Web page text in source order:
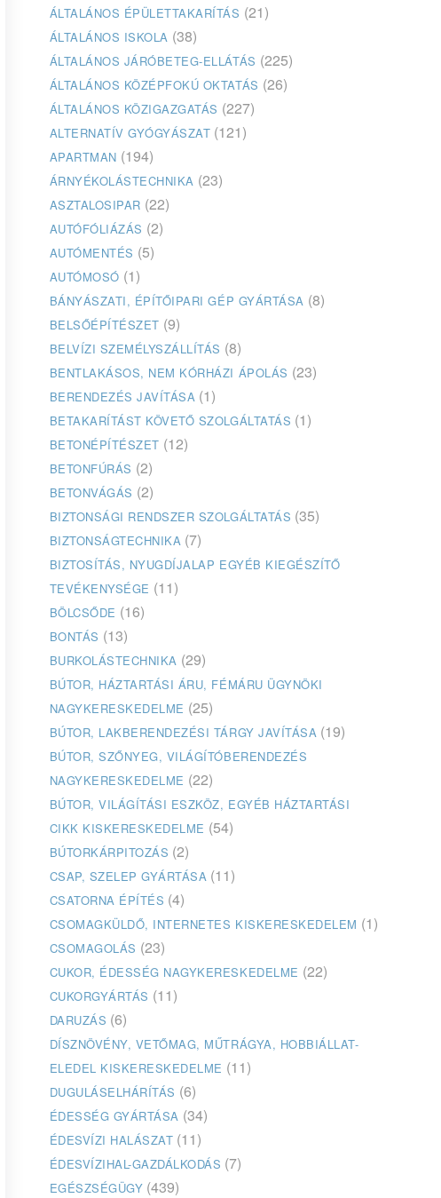
ÁLTALÁNOS ÉPÜLETTAKARÍTÁS (21)
ÁLTALÁNOS ISKOLA (38)
ÁLTALÁNOS JÁRÓBETEG-ELLÁTÁS (225)
ÁLTALÁNOS KÖZÉPFOKÚ OKTATÁS (26)
ÁLTALÁNOS KÖZIGAZGATÁS (227)
ALTERNATÍV GYÓGYÁSZAT (121)
APARTMAN (194)
ÁRNYÉKOLÁSTECHNIKA (23)
ASZTALOSIPAR (22)
AUTÓFÓLIÁZÁS (2)
AUTÓMENTÉS (5)
AUTÓMOSÓ (1)
BÁNYÁSZATI, ÉPÍTŐIPARI GÉP GYÁRTÁSA (8)
BELSŐÉPÍTÉSZET (9)
BELVÍZI SZEMÉLYSZÁLLÍTÁS (8)
BENTLAKÁSOS, NEM KÓRHÁZI ÁPOLÁS (23)
BERENDEZÉS JAVÍTÁSA (1)
BETAKARÍTÁST KÖVETŐ SZOLGÁLTATÁS (1)
BETONÉPÍTÉSZET (12)
BETONFÚRÁS (2)
BETONVÁGÁS (2)
BIZTONSÁGI RENDSZER SZOLGÁLTATÁS (35)
BIZTONSÁGTECHNIKA (7)
BIZTOSÍTÁS, NYUGDÍJALAP EGYÉB KIEGÉSZÍTŐ
TEVÉKENYSÉGE (11)
BÖLCSŐDE (16)
BONTÁS (13)
BURKOLÁSTECHNIKA (29)
BÚTOR, HÁZTARTÁSI ÁRU, FÉMÁRU ÜGYNÖKI
NAGYKERESKEDELME (25)
BÚTOR, LAKBERENDEZÉSI TÁRGY JAVÍTÁSA (19)
BÚTOR, SZŐNYEG, VILÁGÍTÓBERENDEZÉS
NAGYKERESKEDELME (22)
BÚTOR, VILÁGÍTÁSI ESZKÖZ, EGYÉB HÁZTARTÁSI
CIKK KISKERESKEDELME (54)
BÚTORKÁRPITOZÁS (2)
CSAP, SZELEP GYÁRTÁSA (11)
CSATORNA ÉPÍTÉS (4)
CSOMAGKÜLDŐ, INTERNETES KISKERESKEDELEM (1)
CSOMAGOLÁS (23)
CUKOR, ÉDESSÉG NAGYKERESKEDELME (22)
CUKORGYÁRTÁS (11)
DARUZÁS (6)
DÍSZNÖVÉNY, VETŐMAG, MŰTRÁGYA, HOBBIÁLLAT-
ELEDEL KISKERESKEDELME (11)
DUGULÁSELHÁRÍTÁS (6)
ÉDESSÉG GYÁRTÁSA (34)
ÉDESVÍZI HALÁSZAT (11)
ÉDESVÍZIHAL-GAZDÁLKODÁS (7)
EGÉSZSÉGÜGY (439)